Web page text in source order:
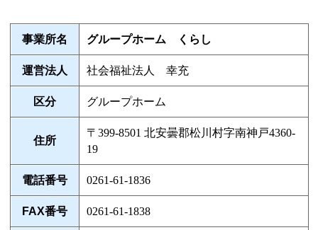
事業所名 グループホーム くらし
運営法人 社会福祉法人 幸充
区分 グループホーム
住所
〒399-8501 北安曇郡松川村字南神戸4360-
19
電話番号 0261-61-1836
FAX番号 0261-61-1838